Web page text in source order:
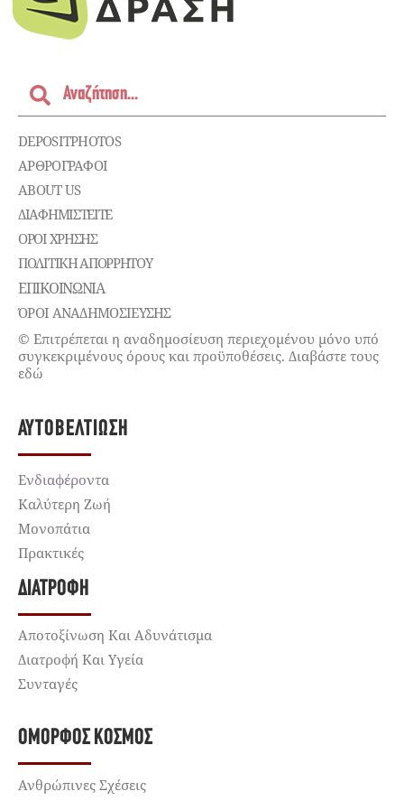
DEPOSITPHOTOS
ΑΡΘΡΟΓΡΑΦΟΙ
ABOUT US
ΔΙΑΦΗΜΙΣΤΕΊΤΕ
ΌΡΟΙ ΧΡΉΣΗΣ
ΠΟΛΙΤΙΚΉ ΑΠΟΡΡΉΤΟΥ
ΕΠΙΚΟΙΝΩΝΊΑ
ΌΡΟΙ ΑΝΑΔΗΜΟΣΙΕΥΣΗΣ
© Επιτρέπεται η αναδημοσίευση περιεχομένου μόνο υπό
συγκεκριμένους όρους και προϋποθέσεις. Διαβάστε τους
εδώ
ΑΥΤΟΒΕΛΤΊΩΣΗ
Ενδιαφέροντα
Καλύτερη Ζωή
Μονοπάτια
Πρακτικές
ΔΙΑΤΡΟΦΉ
Αποτοξίνωση Και Αδυνάτισμα
Διατροφή Και Υγεία
Συνταγές
ΌΜΟΡΦΟΣ ΚΌΣΜΟΣ
Ανθρώπινες Σχέσεις